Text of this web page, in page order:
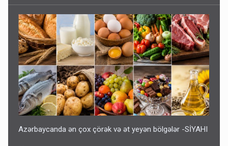
Azərbaycanda ən çox çörək və ət yeyən bölgələr -SİYAHI